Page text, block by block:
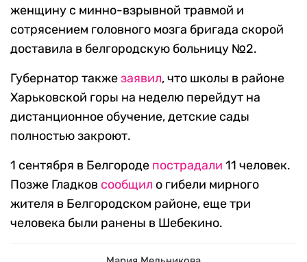
женщину с минно-взрывной травмой и
сотрясением головного мозга бригада скорой
доставила в белгородскую больницу №2.
Губернатор такжезаявил, что школы в районе
Харьковской горы на неделю перейдут на
дистанционное обучение, детские сады
полностью закроют.
1 сентября в Белгороде пострадали 11 человек.
Позже Гладков сообщил о гибели мирного
жителя в Белгородском районе, еще три
человека были ранены в Шебекино.